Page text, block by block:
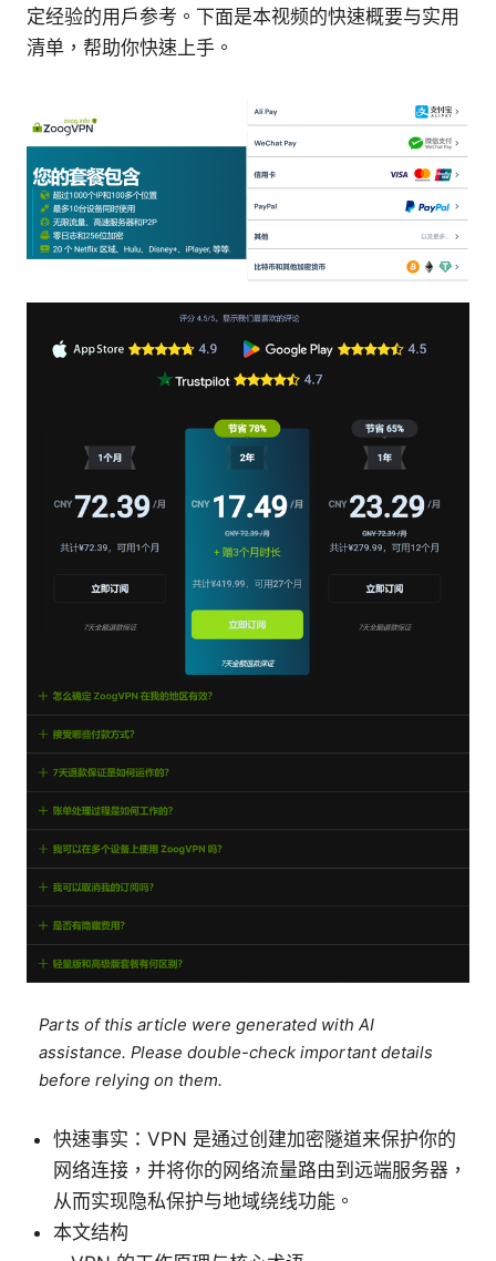
定经验的用户参考。下面是本视频的快速概要与实用
清单，帮助你快速上手。
Parts of this article were generated with AI
assistance. Please double-check important details
before relying on them.
快速事实：VPN 是通过创建加密隧道来保护你的
网络连接，并将你的网络流量路由到远端服务器，
从而实现隐私保护与地域绕线功能。
本文结构